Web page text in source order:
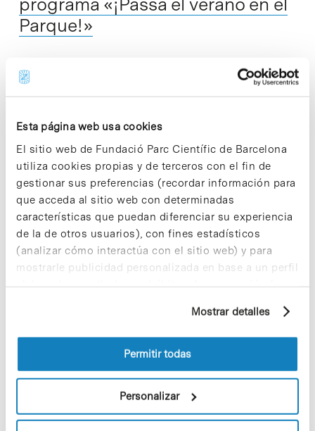
Esta página web usa cookies
El sitio web de Fundació Parc Científic de Barcelona
utiliza cookies propias y de terceros con el fin de
gestionar sus preferencias (recordar información para
que acceda al sitio web con determinadas
características que puedan diferenciar su experiencia
de la de otros usuarios), con fines estadísticos
(analizar cómo interactúa con el sitio web) y para
mostrarle publicidad personalizada en base a un perfil
elaborado a partir de sus hábitos de navegación (por
información sobre las cookies puede consultar
la Política de cookies del sitio web.
Mostrar detalles
Permitir todas
Personalizar
Parque!»
Este martes 1 de julio se ha celebrado el acto de bienvenida
Read More
In Sin categorizar
Descubierta una proteína que
permite a las células madre del
cerebro generar nuevas neuronas
La investigadora del Instituto de Biomedicina de la
Universidad de Barcelona (IBUB) –con sede en el Parc
Científic de Barcelona– Antonella Consiglio, ha participado
en un trabajo que proporciona nuevas…